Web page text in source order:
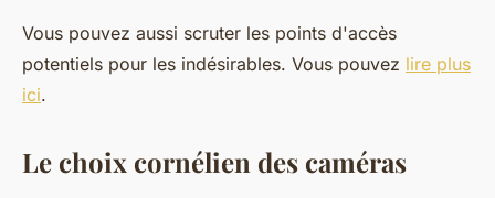
Vous pouvez aussi scruter les points d'accès
potentiels pour les indésirables. Vous pouvez lire plus
ici.
Le choix cornélien des caméras